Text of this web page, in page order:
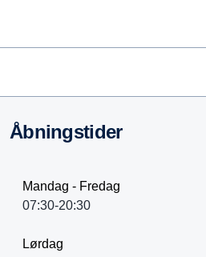
åbningstider
Mandag - Fredag
07:30-20:30
Lørdag